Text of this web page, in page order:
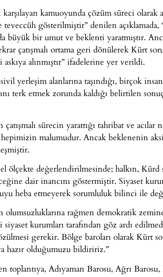
kamuoyunda çözüm süreci olarak
gösterilmiştir” denilen
büyük bir umut ve beklenti yaratmıştır.
çatışmalı ortama geri dönülerek Kürt
alınmıştır” ifadelerine yer verildi.
yerleşim alanlarına taşındığı, birçok
terk etmek zorunda kaldığı belirtilen
sürecin yarattığı tahribat ve
hepimizin malumudur. Ancak beklenenin
ölçekte değerlendirilmesinde; halkın,
dair inancını göstermiştir. Siyaset
heba etmeyerek sorumluluk bilinci ile
rağmen demokratik
kurumları tarafından göz ardı
gerekir. Bölge baroları olarak
hazır olduğumuzu bildiririz.”
toplantıya, Adıyaman Barosu, Ağrı